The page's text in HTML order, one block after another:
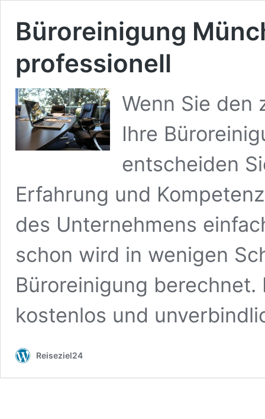
Büroreinigung
professionell
Wenn Sie den
Ihre
entscheiden
Erfahrung und
des Unternehmens
schon wird in wenigen
Büroreinigung
kostenlos und
Reiseziel24